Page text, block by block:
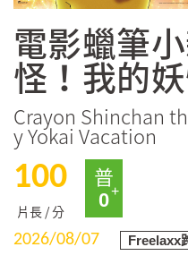
電影蠟筆
怪！我的
Crayon Shinchan
y Yokai Vacation
100
片長 / 分
普
0
2026/08/07 Freelaxx